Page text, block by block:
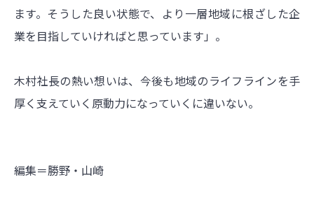
ます。そうした良い状態で、より一層地域に根ざした企
業を目指していければと思っています」。
木村社長の熱い想いは、今後も地域のライフラインを手
厚く支えていく原動力になっていくに違いない。
編集＝勝野・山崎